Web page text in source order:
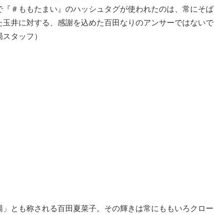
『＃ももたまい』のハッシュタグが使われたのは、常にそば
玉井に対する、感謝を込めた百田なりのアンサーではないで
タッフ）
とも称される百田夏菜子。その輝きは常にももいろクロー